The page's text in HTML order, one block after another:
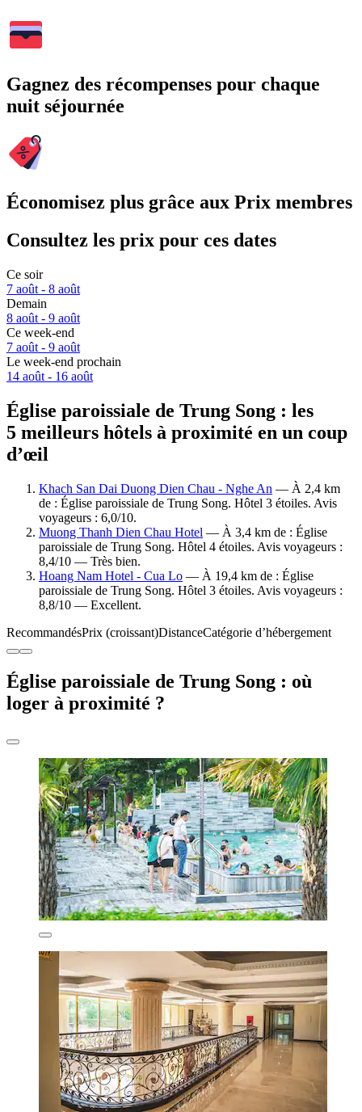
Gagnez des récompenses pour chaque
nuit séjournée
Économisez plus grâce aux Prix membres
Consultez les prix pour ces dates
Ce soir
7 août - 8 août
Demain
8 août - 9 août
Ce week-end
7 août - 9 août
Le week-end prochain
14 août - 16 août
Église paroissiale de Trung Song : les
5 meilleurs hôtels à proximité en un coup
d’œil
Khach San Dai Duong Dien Chau - Nghe An — À 2,4 km
de : Église paroissiale de Trung Song. Hôtel 3 étoiles. Avis
voyageurs : 6,0/10.
Muong Thanh Dien Chau Hotel — À 3,4 km de : Église
paroissiale de Trung Song. Hôtel 4 étoiles. Avis voyageurs :
8,4/10 — Très bien.
Hoang Nam Hotel - Cua Lo — À 19,4 km de : Église
paroissiale de Trung Song. Hôtel 3 étoiles. Avis voyageurs :
8,8/10 — Excellent.
RecommandésPrix (croissant)DistanceCatégorie d’hébergement
Église paroissiale de Trung Song : où
loger à proximité ?